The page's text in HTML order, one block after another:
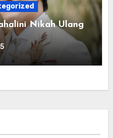
Nikah Ulang